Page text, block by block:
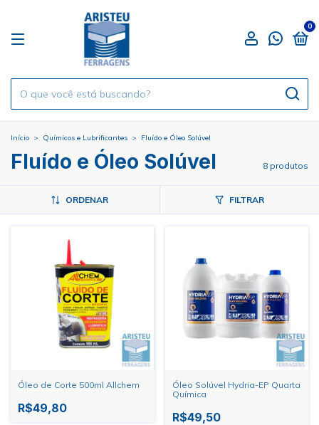
0
Início > Químicos e Lubrificantes > Fluído e Óleo Solúvel
Fluído e Óleo Solúvel 8 produtos
ORDENAR FILTRAR
Óleo de Corte 500ml Allchem
R$49,80
Óleo Solúvel Hydria-EP Quarta
Química
R$49,50